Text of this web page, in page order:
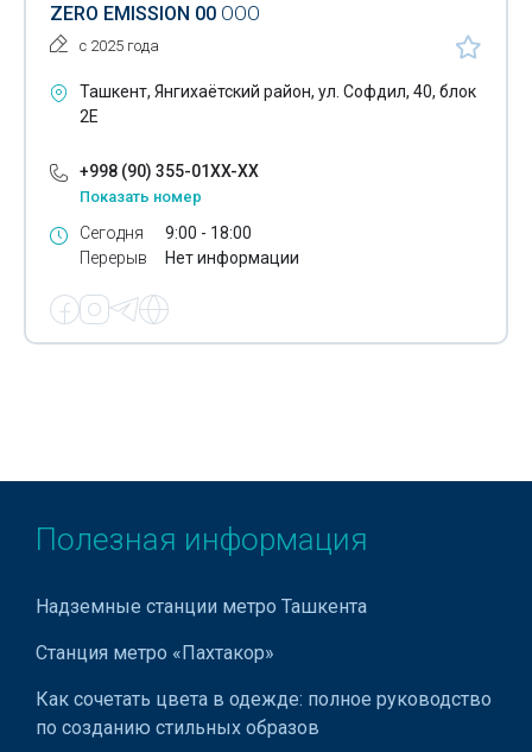
Бензовозы
Экспертиза состояния автомобиля
Электромобили
Заправка газом
Автоматические парковочные системы
Автомобильные кондиционеры
Автомобильные краски
Автомобильные амортизаторы
Газодизель - установка
ZERO EMISSION 00 ООО
с 2025 года
Ташкент, Янгихаётский район, ул. Софдил, 40, блок
2E
+998 (90) 355-01XX-XX
Показать номер
Сегодня
Перерыв
9:00 - 18:00
Нет информации
Полезная информация
Надземные станции метро Ташкента
Станция метро «Пахтакор»
Как сочетать цвета в одежде: полное руководство
по созданию стильных образов